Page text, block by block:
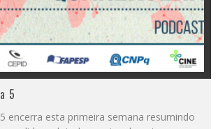
5
encerra esta primeira semana resumindo